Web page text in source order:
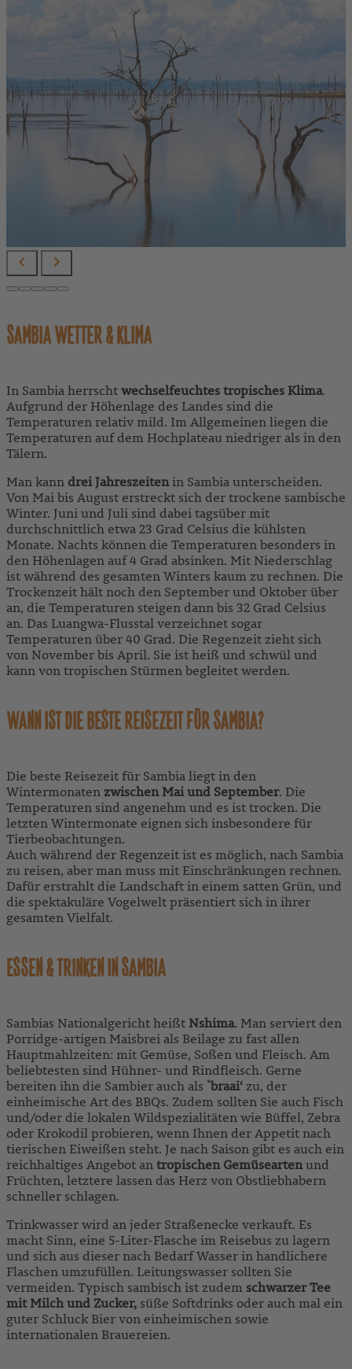
SAMBIA WETTER & KLIMA
In Sambia herrschtwechselfeuchtes tropisches Klima.
Aufgrund der Höhenlage des Landes sind die
Temperaturen relativ mild. Im Allgemeinen liegen die
Temperaturen auf dem Hochplateau niedriger als in den
Tälern.
Man kann drei Jahreszeitenin Sambia unterscheiden.
Von Mai bis August erstreckt sich der trockene sambische
Winter. Juni und Juli sind dabei tagsüber mit
durchschnittlich etwa 23 Grad Celsius die kühlsten
Monate. Nachts können die Temperaturen besonders in
den Höhenlagen auf 4 Grad absinken. Mit Niederschlag
ist während des gesamten Winters kaum zu rechnen. Die
Trockenzeit hält noch den September und Oktober über
an, die Temperaturen steigen dann bis 32 Grad Celsius
an. Das Luangwa-Flusstal verzeichnet sogar
Temperaturen über 40 Grad. Die Regenzeit zieht sich
von November bis April. Sie ist heiß und schwül und
kann von tropischen Stürmen begleitet werden.
WANN IST DIE BESTE REISEZEIT FÜR SAMBIA?
Die beste Reisezeit für Sambia liegt in den
Wintermonaten zwischen Mai und September. Die
Temperaturen sind angenehm und es ist trocken. Die
letzten Wintermonate eignen sich insbesondere für
Tierbeobachtungen.
Auch während der Regenzeit ist es möglich, nach Sambia
zu reisen, aber man muss mit Einschränkungen rechnen.
Dafür erstrahlt die Landschaft in einem satten Grün, und
die spektakuläre Vogelwelt präsentiert sich in ihrer
gesamten Vielfalt.
ESSEN & TRINKEN IN SAMBIA
Sambias Nationalgericht heißt Nshima. Man serviert den
Porridge-artigen Maisbrei als Beilage zu fast allen
Hauptmahlzeiten: mit Gemüse, Soßen und Fleisch. Am
beliebtesten sind Hühner- und Rindfleisch. Gerne
bereiten ihn die Sambier auch als `braai‘ zu, der
einheimische Art des BBQs. Zudem sollten Sie auch Fisch
und/oder die lokalen Wildspezialitäten wie Büffel, Zebra
oder Krokodil probieren, wenn Ihnen der Appetit nach
tierischen Eiweißen steht. Je nach Saison gibt es auch ein
reichhaltiges Angebot antropischen Gemüseartenund
Früchten, letztere lassen das Herz von Obstliebhabern
schneller schlagen.
Trinkwasser wird an jeder Straßenecke verkauft. Es
macht Sinn, eine 5-Liter-Flasche im Reisebus zu lagern
und sich aus dieser nach Bedarf Wasser in handlichere
Flaschen umzufüllen. Leitungswasser sollten Sie
vermeiden. Typisch sambisch ist zudem schwarzer Tee
mit Milch und Zucker, süße Softdrinks oder auch mal ein
guter Schluck Bier von einheimischen sowie
internationalen Brauereien.